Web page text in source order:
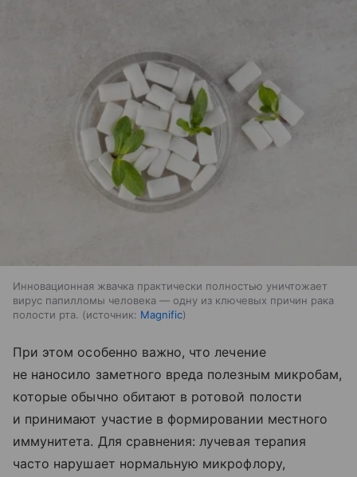
Инновационная жвачка практически полностью уничтожает
вирус папилломы человека — одну из ключевых причин рака
полости рта.
источник: Magnific
При этом особенно важно, что лечение
не наносило заметного вреда полезным микробам,
которые обычно обитают в ротовой полости
и принимают участие в формировании местного
иммунитета. Для сравнения: лучевая терапия
часто нарушает нормальную микрофлору,